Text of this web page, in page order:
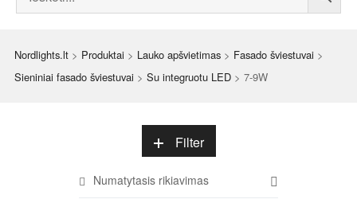
Nordlights.lt > Produktai > Lauko apšvietimas > Fasado šviestuvai >
Sieniniai fasado šviestuvai > Su integruotu LED > 7-9W
Filter
Numatytasis rikiavimas